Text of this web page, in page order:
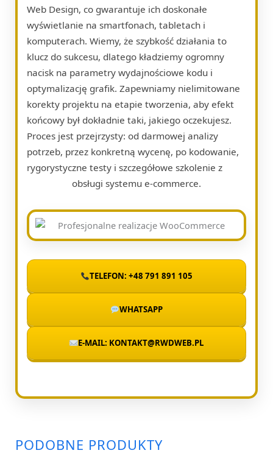
Web Design, co gwarantuje ich doskonałe
wyświetlanie na smartfonach, tabletach i
komputerach. Wiemy, że szybkość działania to
klucz do sukcesu, dlatego kładziemy ogromny
nacisk na parametry wydajnościowe kodu i
optymalizację grafik. Zapewniamy nielimitowane
korekty projektu na etapie tworzenia, aby efekt
końcowy był dokładnie taki, jakiego oczekujesz.
Proces jest przejrzysty: od darmowej analizy
potrzeb, przez konkretną wycenę, po kodowanie,
rygorystyczne testy i szczegółowe szkolenie z
obsługi systemu e-commerce.
TELEFON: +48 791 891 105
WHATSAPP
E-MAIL: KONTAKT@RWDWEB.PL
PODOBNE PRODUKTY